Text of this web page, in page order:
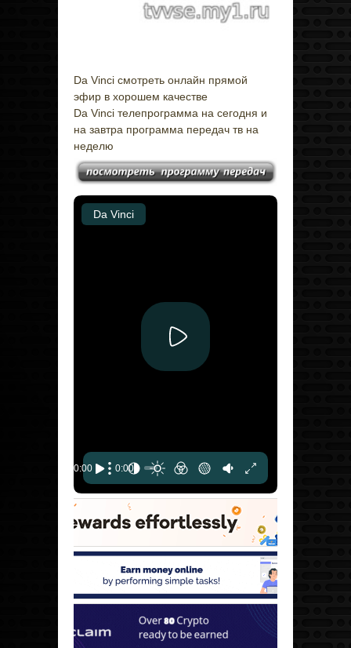
Da Vinci смотреть онлайн прямой
эфир в хорошем качестве
Da Vinci телепрограмма на сегодня и
на завтра программа передач тв на
неделю